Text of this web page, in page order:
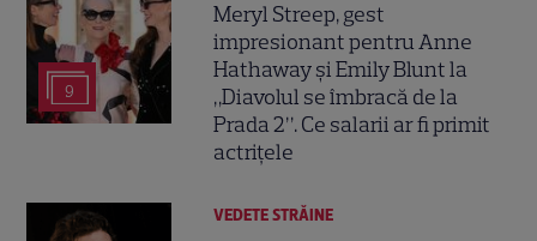
9
Meryl Streep, gest
impresionant pentru Anne
Hathaway și Emily Blunt la
„Diavolul se îmbracă de la
Prada 2”. Ce salarii ar fi primit
actrițele
VEDETE STRĂINE